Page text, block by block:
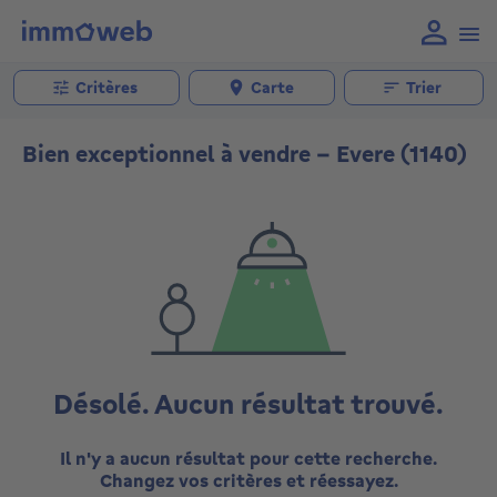
Critères Carte Trier
Bien exceptionnel à vendre - Evere (1140)
Désolé. Aucun résultat trouvé.
Il n'y a aucun résultat pour cette recherche.
Changez vos critères et réessayez.